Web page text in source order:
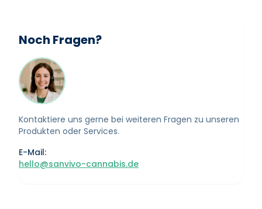
Noch Fragen?
Kontaktiere uns gerne bei weiteren Fragen zu unseren
Produkten oder Services.
E-Mail:
hello@sanvivo-cannabis.de